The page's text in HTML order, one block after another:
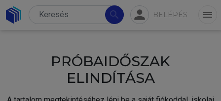
search person BELÉPÉS menu
PRÓBAIDŐSZAK
ELINDÍTÁSA